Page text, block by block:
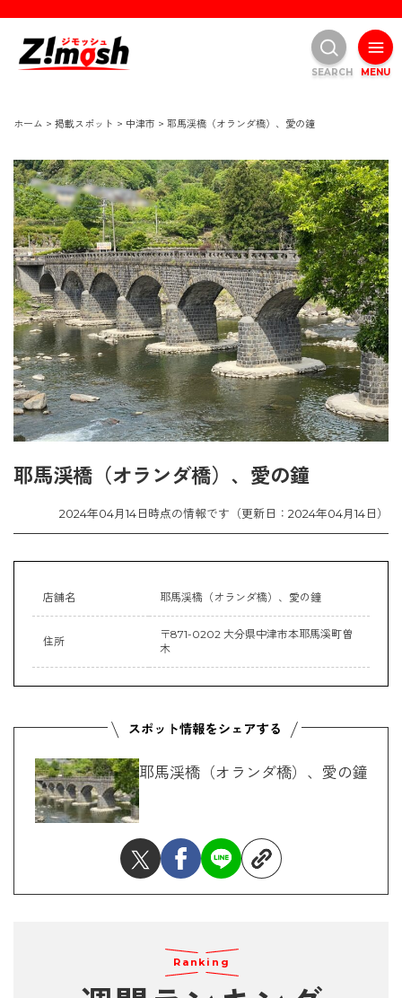
ホーム > 掲載スポット > 中津市 > 耶馬渓橋（オランダ橋）、愛の鐘
耶馬渓橋（オランダ橋）、愛の鐘
2024年04月14日時点の情報です（更新日：2024年04月14日）
店舗名 耶馬渓橋（オランダ橋）、愛の鐘
住所
〒871-0202 大分県中津市本耶馬溪町曽
木
耶馬渓橋（オランダ橋）、愛の鐘
Ranking
MENU
SEARCH